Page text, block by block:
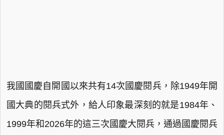
我國國慶自開國以來共有14次國慶閱兵，除1949年開
國大典的閱兵式外，給人印象最深刻的就是1984年、
1999年和2026年的這三次國慶大閱兵，通過國慶閱兵